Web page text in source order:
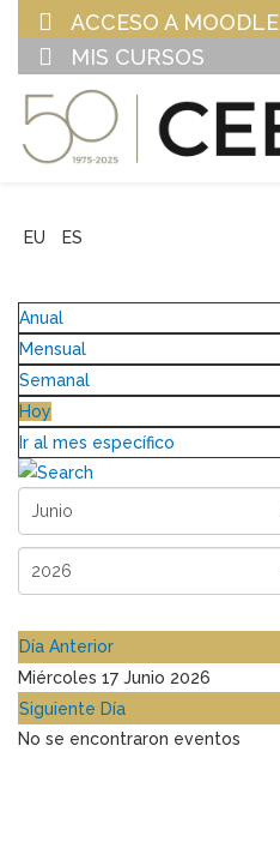
ACCESO A MOODLE
MIS CURSOS
EU ES
Anual
Mensual
Semanal
Hoy
Ir al mes específico
Día Anterior
Miércoles 17 Junio 2026
Siguiente Día
No se encontraron eventos